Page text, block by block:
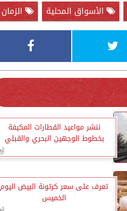
الأسواق المحلية الزمان
ننشر مواعيد القطارات المكيفة
بخطوط الوجهين البحري والقبلي
تعرف على سعر كرتونة البيض اليوم
الخميس